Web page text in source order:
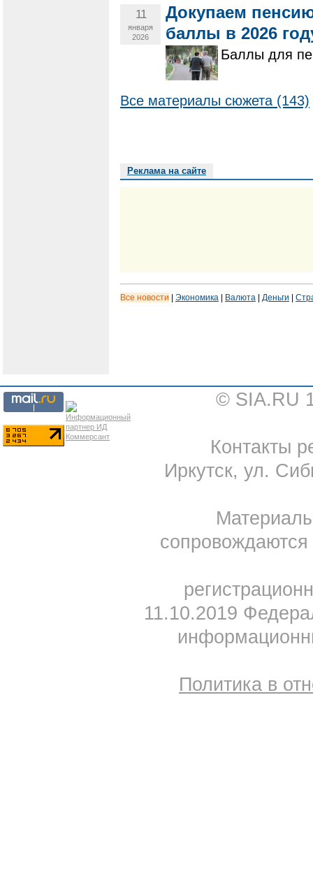
11
января
2026
Докупаем
баллы в 2026
Баллы для
Все материалы сюжета (143)
Реклама на сайте
Все новости Экономика Валюта Деньги
© SIA.RU
Контакты
Иркутск, ул.
11.10.2019
Политика в